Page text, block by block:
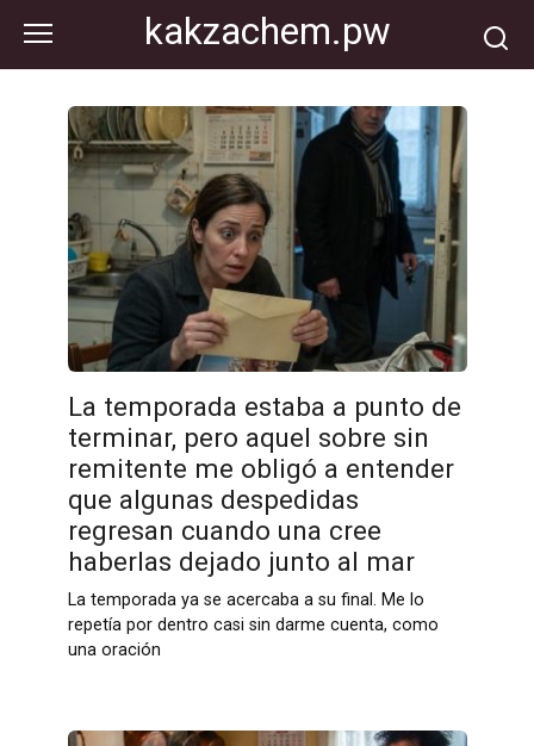
контенту
kakzachem.pw
La temporada estaba a punto de
terminar, pero aquel sobre sin
remitente me obligó a entender
que algunas despedidas
regresan cuando una cree
haberlas dejado junto al mar
La temporada ya se acercaba a su final. Me lo
repetía por dentro casi sin darme cuenta, como
una oración